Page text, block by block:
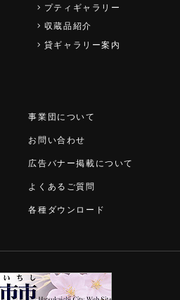
プティギャラリー
収蔵品紹介
貸ギャラリー案内
事業団について
お問い合わせ
広告バナー掲載について
よくあるご質問
各種ダウンロード